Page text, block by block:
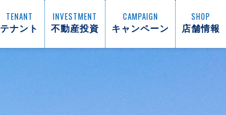
TENANT
テナント
INVESTMENT
不動産投資
CAMPAIGN
キャンペーン
SHOP
店舗情報